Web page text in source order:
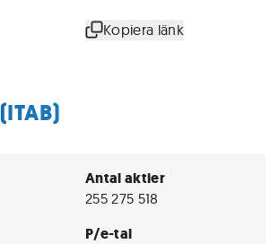
Kopiera länk
Antal aktier
255 275 518
P/e-tal